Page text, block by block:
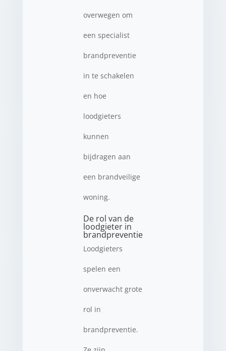
overwegen om
een specialist
brandpreventie
in te schakelen
en hoe
loodgieters
kunnen
bijdragen aan
een brandveilige
woning.
De rol van de
loodgieter in
brandpreventie
Loodgieters
spelen een
onverwacht grote
rol in
brandpreventie.